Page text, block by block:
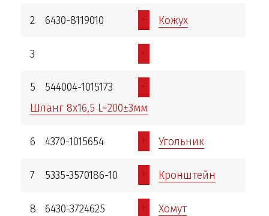
2 6430-8119010 + Кожух
3 +
5 544004-1015173
+
Шланг 8х16,5 L=200±3мм
6 4370-1015654 + Угольник
7 5335-3570186-10 + Кронштейн
8 6430-3724625 + Хомут